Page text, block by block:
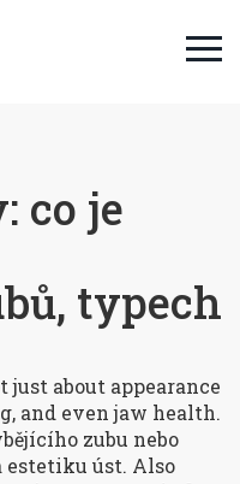
co je
typech
just about appearance
and even jaw health.
zubu nebo
estetiku úst. Also